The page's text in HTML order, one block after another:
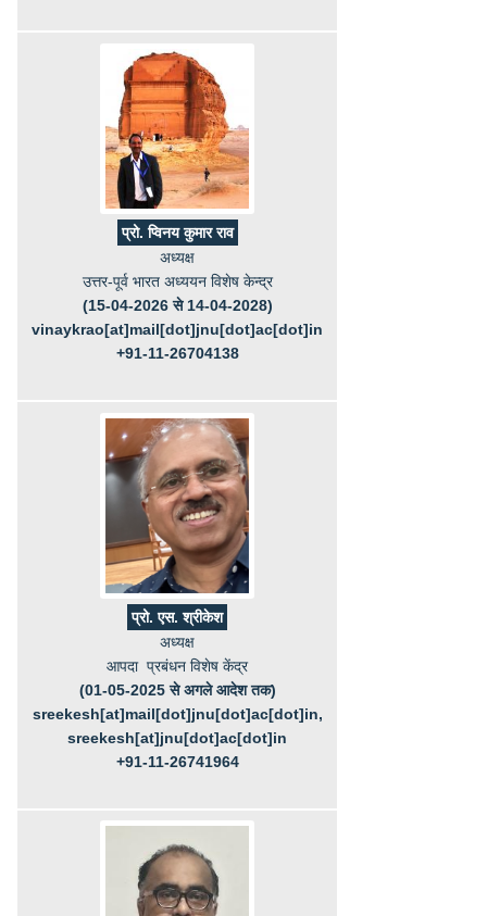
प्रो. प्विनय कुमार राव
अध्यक्ष
उत्तर-पूर्व भारत अध्ययन विशेष केन्द्र
(15-04-2026 से 14-04-2028)
vinaykrao[at]mail[dot]jnu[dot]ac[dot]in
+91-11-26704138
प्रो. एस. श्रीकेश
अध्यक्ष
आपदा प्रबंधन विशेष केंद्र
(01-05-2025 से अगले आदेश तक)
sreekesh[at]mail[dot]jnu[dot]ac[dot]in,
sreekesh[at]jnu[dot]ac[dot]in
+91-11-26741964